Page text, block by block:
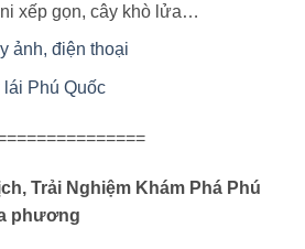
xếp gọn, cây khò lửa…
ảnh, điện thoại
Phú Quốc
Trải Nghiệm Khám Phá Phú
phương